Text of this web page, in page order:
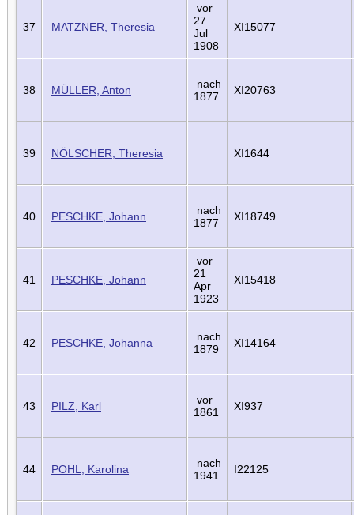
37 MATZNER, Theresia
vor
27
Jul
1908
XI15077
38 MÜLLER, Anton
nach
1877
XI20763
39 NÖLSCHER, Theresia XI1644
40 PESCHKE, Johann
nach
1877
XI18749
41 PESCHKE, Johann
vor
21
Apr
1923
XI15418
42 PESCHKE, Johanna
nach
1879
XI14164
43 PILZ, Karl
vor
1861
XI937
44 POHL, Karolina
nach
1941
I22125